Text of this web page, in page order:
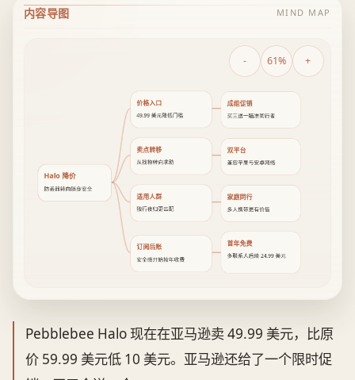
内容导图 MIND MAP
- 61% +
Halo 降价
防丢器转向随身安全
价格入口
49.99 美元降低门槛
成组促销
买三送一瞄准同行者
卖点转移
从找物转向求助
双平台
兼容苹果与安卓网络
适用人群
独行夜归更匹配
家庭同行
多人携带更有价值
订阅后账
安全感开始按年收费
首年免费
多联系人后续 24.99 美元
Pebblebee Halo 现在在亚马逊卖 49.99 美元，比原
价 59.99 美元低 10 美元。亚马逊还给了一个限时促